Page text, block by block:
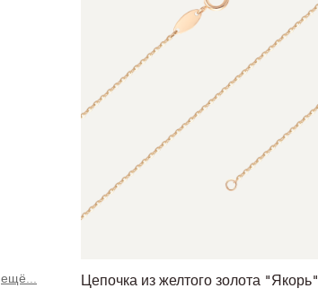
Цепочка из желтого золота "Якорь"
ещё...